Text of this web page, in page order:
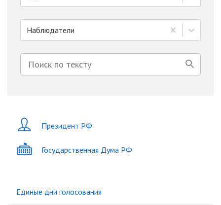
Наблюдатели
Президент РФ
Государственная Дума РФ
Единые дни голосования